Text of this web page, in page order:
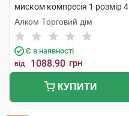
миском компресія 1 розмір 4
бежевий 1 пара
Алком Торговий дім
Є в наявності
від 1088.90 грн
КУПИТИ